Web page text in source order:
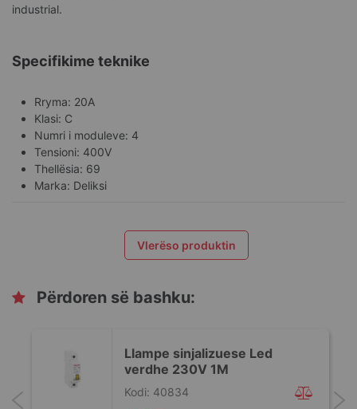
industrial.
Specifikime teknike
Rryma: 20A
Klasi: C
Numri i moduleve: 4
Tensioni: 400V
Thellësia: 69
Marka: Deliksi
Vlerëso produktin
Përdoren së bashku:
Llampe sinjalizuese Led
verdhe 230V 1M
Kodi: 40834